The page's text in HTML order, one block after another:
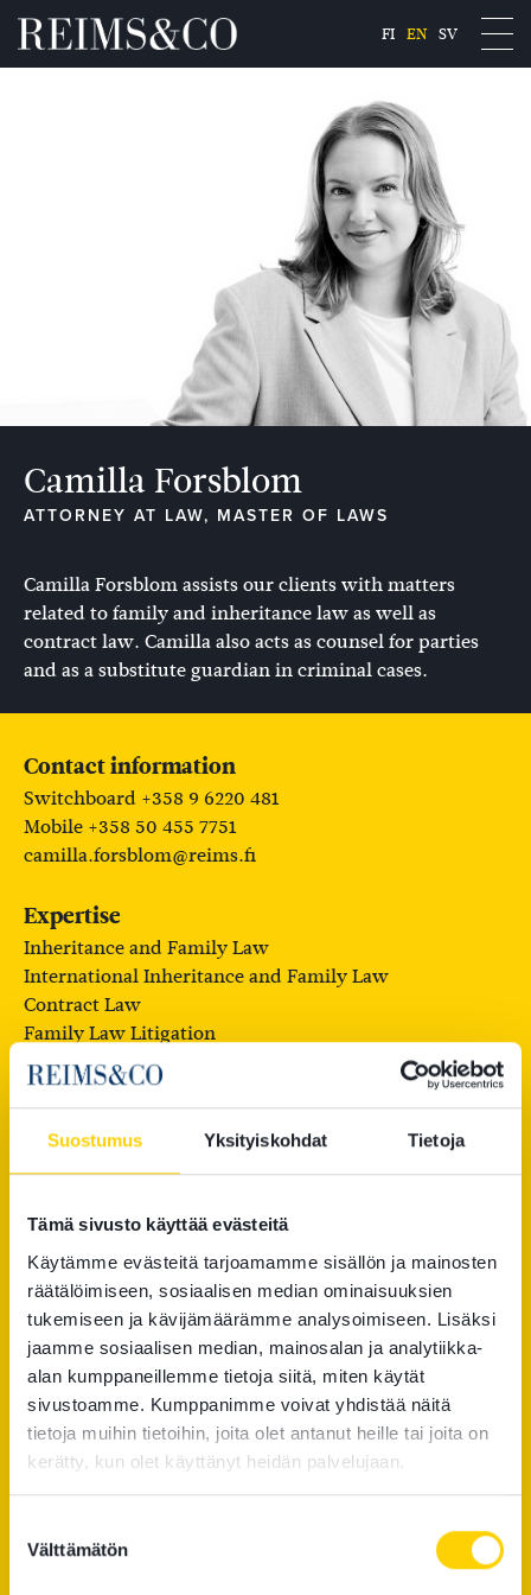
Suostumus Yksityiskohdat Tietoja
Tämä sivusto käyttää evästeitä
Käytämme evästeitä tarjoamamme sisällön ja mainosten
räätälöimiseen, sosiaalisen median ominaisuuksien
tukemiseen ja kävijämäärämme analysoimiseen. Lisäksi
jaamme sosiaalisen median, mainosalan ja analytiikka-
alan kumppaneillemme tietoja siitä, miten käytät
sivustoamme. Kumppanimme voivat yhdistää näitä
tietoja muihin tietoihin, joita olet antanut heille tai joita on
kerätty, kun olet käyttänyt heidän palvelujaan.
valinta
Välttämätön
FI EN SV
Camilla Forsblom
ATTORNEY AT LAW, MASTER OF LAWS
Camilla Forsblom assists our clients with matters
related to family and inheritance law as well as
contract law. Camilla also acts as counsel for parties
and as a substitute guardian in criminal cases.
Contact information
Switchboard +358 9 6220 481
Mobile +358 50 455 7751
camilla.forsblom@reims.fi
Expertise
Inheritance and Family Law
International Inheritance and Family Law
Contract Law
Family Law Litigation
Criminal cases
Attorney-at-Law 2025
Turun Yliopisto, LL.M 2021
Professional career
Asianajotoimisto Reims & Co Oy, juristi 2026-
Asianajotoimisto Jurentia Oy, juristi 2022-2026
Asianajotoimisto Romo Oy, juristi 2021-2022,
juristiharjoittelija 2018-2021
Asianajotoimisto Eskelinen Oy, juristiharjoittelija 2017
Languages
Finnish